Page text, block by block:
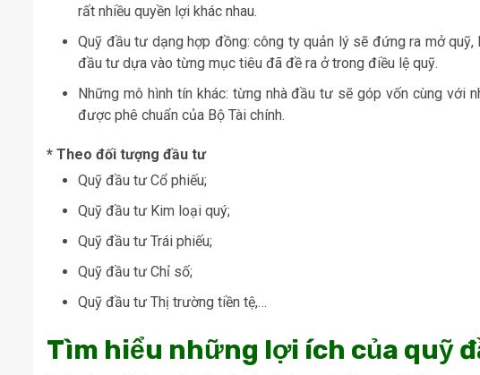
rất nhiều quyền lợi khác nhau.
Quỹ đầu tư dạng hợp đồng: công ty quản lý sẽ đứng ra mở
đầu tư dựa vào từng mục tiêu đã đề ra ở trong điều lệ quỹ.
Những mô hình tín khác: từng nhà đầu tư sẽ góp vốn cùng với
được phê chuẩn của Bộ Tài chính.
* Theo đối tượng đầu tư
Quỹ đầu tư Cổ phiếu;
Quỹ đầu tư Kim loại quý;
Quỹ đầu tư Trái phiếu;
Quỹ đầu tư Chỉ số;
Quỹ đầu tư Thị trường tiền tệ,…
Tìm hiểu những lợi ích của quỹ